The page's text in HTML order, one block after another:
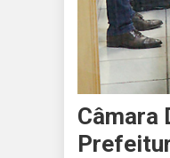
Câmara